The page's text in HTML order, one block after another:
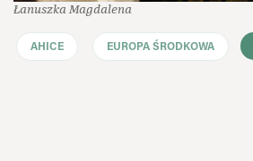
Łanuszka Magdalena
AHICE EUROPA ŚRODKOWA